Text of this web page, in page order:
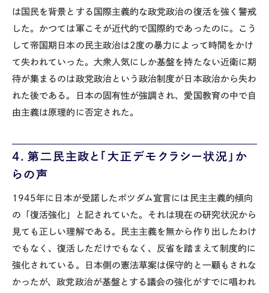
は国民を背景とする国際主義的な政党政治の復活を強く警戒
した。かつては軍こそが近代的で国際的であったのに。こう
して帝国期日本の民主政治は2 度の暴力によって時間をかけ
て失われていった。大衆人気にしか基盤を持たない近衛に期
待が集まるのは政党政治という政治制度が日本政治から失わ
れた後である。日本の固有性が強調され、愛国教育の中で自
由主義は原理的に否定された。
4
．第二民主政と「大正デモクラシー状況」か
らの声
1945年に日本が受諾したポツダム宣言には民主主義的傾向
の「復活強化」と記されていた。それは現在の研究状況から
見ても正しい理解である。民主主義を無から作り出したわけ
でもなく、復活しただけでもなく、反省を踏まえて制度的に
強化されている。日本側の憲法草案は保守的と一顧もされな
かったが、政党政治が基盤とする議会の強化がすでに唱われ